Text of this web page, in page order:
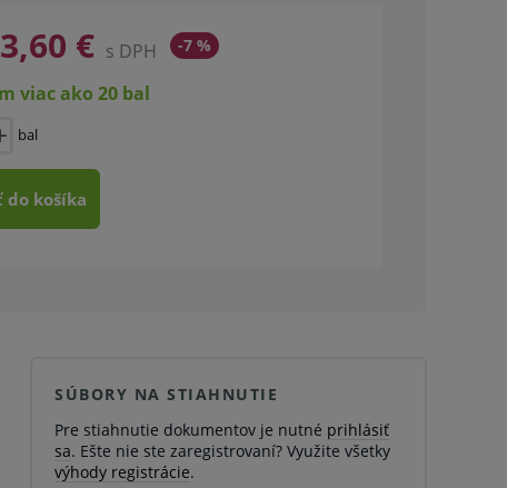
3,60 € s DPH -7 %
viac ako 20 bal
bal
do košíka
SÚBORY NA STIAHNUTIE
Pre stiahnutie dokumentov je nutné prihlásiť
sa. Ešte nie ste zaregistrovaní? Využite všetky
výhody registrácie.